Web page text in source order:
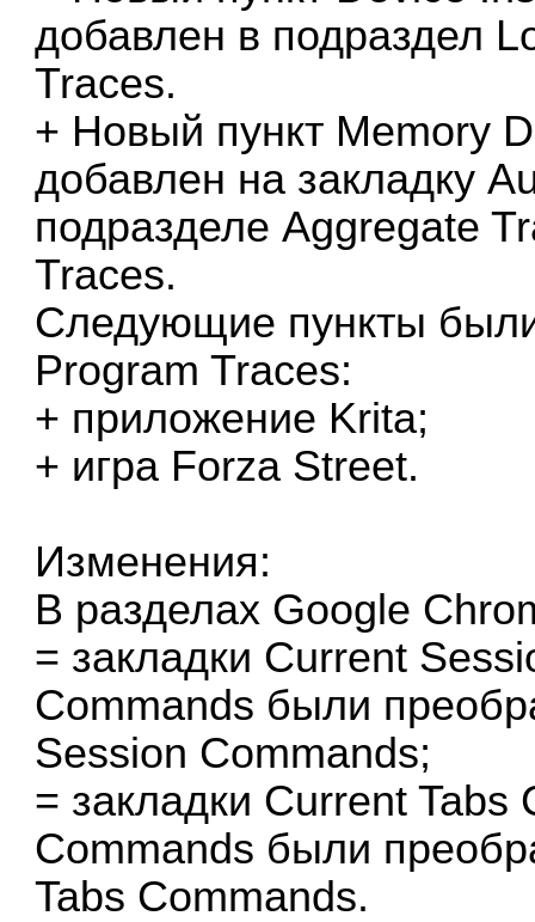
добавлен в подраздел
Traces.
+ Новый пункт Memory
добавлен на закладку
подразделе Aggregate
Traces.
Следующие пункты
Program Traces:
+ приложение Krita;
+ игра Forza Street.
Изменения:
В разделах Google
= закладки Current
Commands были
Session Commands;
= закладки Current Tabs
Commands были
Tabs Commands.